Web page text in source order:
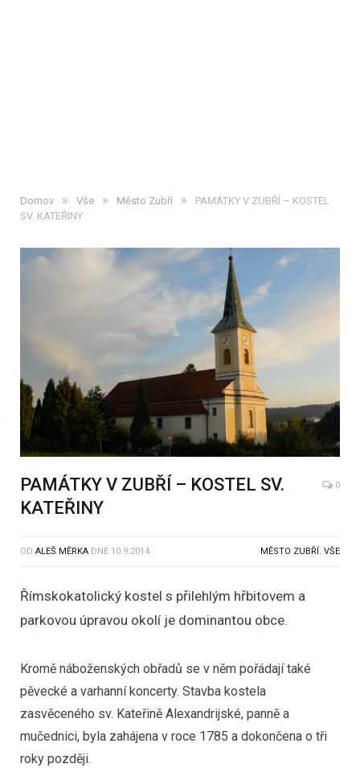
Domov » Vše » Město Zubří »
PAMÁTKY V ZUBŘÍ – KOSTEL
SV. KATEŘINY
PAMÁTKY V ZUBŘÍ – KOSTEL SV.
KATEŘINY
0
OD ALEŠ MĚRKA DNE 10.9.2014 MĚSTO ZUBŘÍ , VŠE
Římskokatolický kostel s přilehlým hřbitovem a
parkovou úpravou okolí je dominantou obce.
Kromě náboženských obřadů se v něm pořádají také
pěvecké a varhanní koncerty. Stavba kostela
zasvěceného sv. Kateřině Alexandrijské, panně a
mučednici, byla zahájena v roce 1785 a dokončena o tři
roky později.